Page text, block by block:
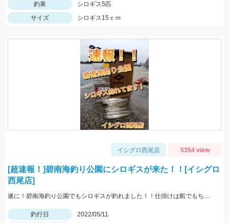
釣果
シロギス5匹
サイズ
シロギス15ｃｍ
イシグロ西尾店 5354 view
[超速報！]碧南海釣り公園にシロギスが来た！！[イシグロ
西尾店]
遂に！碧南海釣り公園でもシロギスが釣れました！！仕掛けは船でもちょい投げでも使いやすい「師崎沖船キス仕掛け」！えさは石ゴカイがオススメ♪
釣行日
2022/05/11